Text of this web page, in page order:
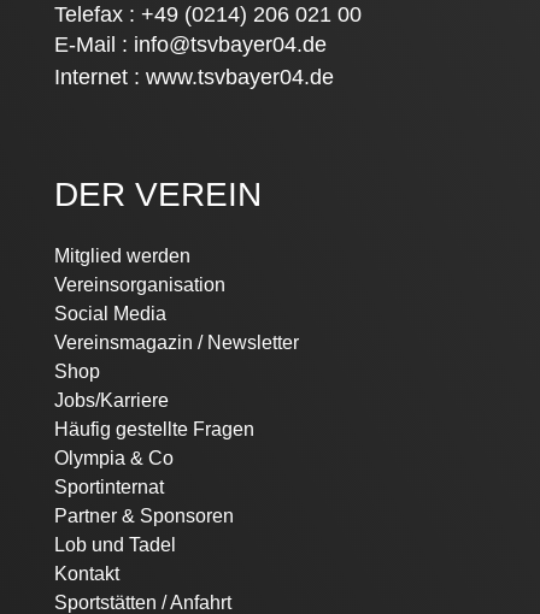
Telefax : +49 (0214) 206 021 00
E-Mail : info@tsvbayer04.de
Internet : www.tsvbayer04.de
DER VEREIN
Navigation
überspringen
Mitglied werden
Vereinsorganisation
Social Media
Vereinsmagazin / Newsletter
Shop
Jobs/Karriere
Häufig gestellte Fragen
Olympia & Co
Sportinternat
Partner & Sponsoren
Lob und Tadel
Kontakt
Sportstätten / Anfahrt